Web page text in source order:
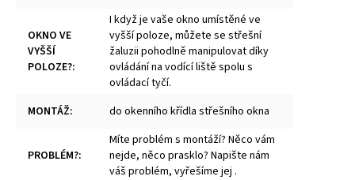
OKNO VE
VYŠŠÍ
POLOZE?:
I když je vaše okno umístěné ve
vyšší poloze, můžete se střešní
žaluzii pohodlně manipulovat díky
ovládání na vodící liště spolu s
ovládací tyčí.
MONTÁŽ: do okenního křídla střešního okna
PROBLÉM?:
Míte problém s montáží? Něco vám
nejde, něco prasklo? Napište nám
váš problém, vyřešíme jej .